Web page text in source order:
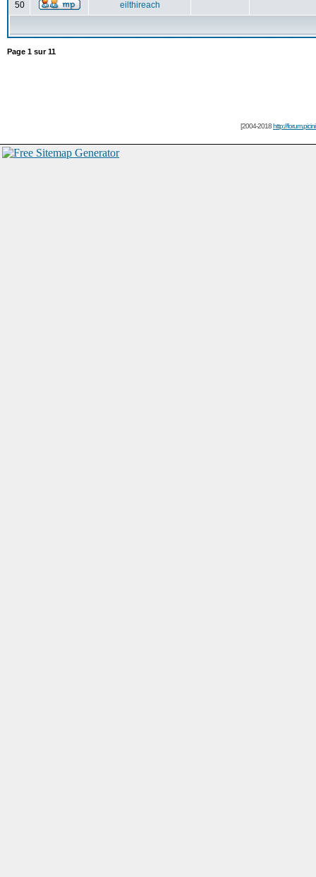
50 eilthireach
Page 1 sur11
[2004-2018http://